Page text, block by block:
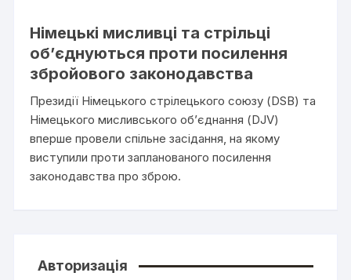
Німецькі мисливці та стрільці
об’єднуються проти посилення
збройового законодавства
Президії Німецького стрілецького союзу (DSB) та
Німецького мисливського об’єднання (DJV)
вперше провели спільне засідання, на якому
виступили проти запланованого посилення
законодавства про зброю.
Авторизація